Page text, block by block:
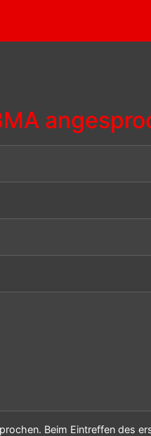
Beim Eintreffen des